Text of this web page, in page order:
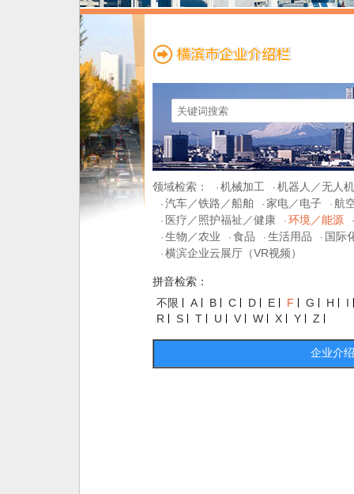
领域检索： · 机械加工 · 机器人／无人机
· 汽车／铁路／船舶 · 家电／电子 · 航
· 医疗／照护福祉／健康 · 环境／能源
·
· 生物／农业 · 食品 · 生活用品 · 国际
· 横滨企业云展厅（VR视频）
拼音检索：
不限
A B C D E F G H
I
R
S T U V W X Y Z
企业介绍